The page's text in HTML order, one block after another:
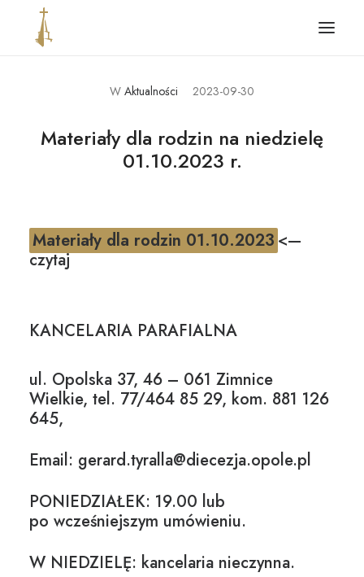
Główna
Aktualności
Parafia
Standardy ochrony dzieci
W Aktualności 2023-09-30
Materiały dla rodzin na niedzielę
01.10.2023 r.
Materiały dla rodzin 01.10.2023 <—
czytaj
KANCELARIA PARAFIALNA
ul. Opolska 37, 46 – 061 Zimnice
Wielkie, tel. 77/464 85 29, kom. 881 126
645,
Email: gerard.tyralla@diecezja.opole.pl
PONIEDZIAŁEK: 19.00 lub
po wcześniejszym umówieniu.
W NIEDZIELĘ: kancelaria nieczynna.